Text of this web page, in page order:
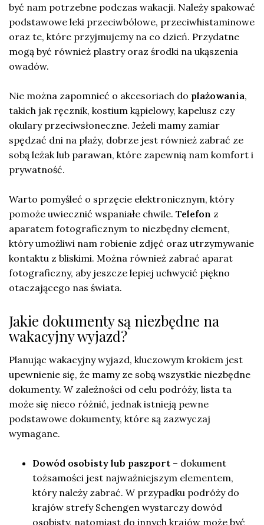
być nam potrzebne podczas wakacji. Należy spakować
podstawowe leki przeciwbólowe, przeciwhistaminowe
oraz te, które przyjmujemy na co dzień. Przydatne
mogą być również plastry oraz środki na ukąszenia
owadów.
Nie można zapomnieć o akcesoriach do plażowania,
takich jak ręcznik, kostium kąpielowy, kapelusz czy
okulary przeciwsłoneczne. Jeżeli mamy zamiar
spędzać dni na plaży, dobrze jest również zabrać ze
sobą leżak lub parawan, które zapewnią nam komfort i
prywatność.
Warto pomyśleć o sprzęcie elektronicznym, który
pomoże uwiecznić wspaniałe chwile. Telefon z
aparatem fotograficznym to niezbędny element,
który umożliwi nam robienie zdjęć oraz utrzymywanie
kontaktu z bliskimi. Można również zabrać aparat
fotograficzny, aby jeszcze lepiej uchwycić piękno
otaczającego nas świata.
Jakie dokumenty są niezbędne na
wakacyjny wyjazd?
Planując wakacyjny wyjazd, kluczowym krokiem jest
upewnienie się, że mamy ze sobą wszystkie niezbędne
dokumenty. W zależności od celu podróży, lista ta
może się nieco różnić, jednak istnieją pewne
podstawowe dokumenty, które są zazwyczaj
wymagane.
Dowód osobisty lub paszport – dokument
tożsamości jest najważniejszym elementem,
który należy zabrać. W przypadku podróży do
krajów strefy Schengen wystarczy dowód
osobisty, natomiast do innych krajów może być